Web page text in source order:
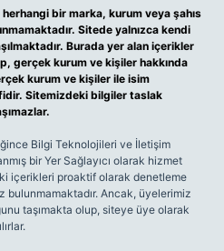
bir marka, kurum veya şahıs
Sitede yalnızca kendi
Burada yer alan içerikler
gerçek kurum ve kişiler hakkında
kurum ve kişiler ile isim
Sitemizdeki bilgiler taslak
Bilgi Teknolojileri ve İletişim
bir Yer Sağlayıcı olarak hizmet
içerikleri proaktif olarak denetleme
bulunmamaktadır. Ancak, üyelerimiz
taşımakta olup, siteye üye olarak